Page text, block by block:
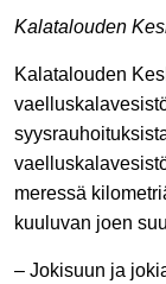
Kalatalouden
Kalatalouden
meressä
kuuluvan joen
– Jokisuun ja